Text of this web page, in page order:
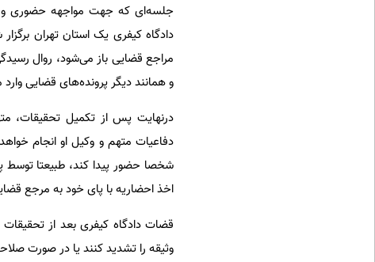
جلسه‌ای که جهت مواجهه حضوری و
دادگاه کیفری یک استان تهران
مراجع قضایی باز می‌شود، روال
و همانند دیگر پرونده‌های قضایی
در‌نهایت پس از تکمیل تحقیقات،
دفاعیات متهم و وکیل او انجام
شخصا حضور پیدا کند، طبیعتا توسط
اخذ احضاریه با پای خود به مرجع
قضات دادگاه کیفری بعد از
وثیقه را تشدید کنند یا در صورت